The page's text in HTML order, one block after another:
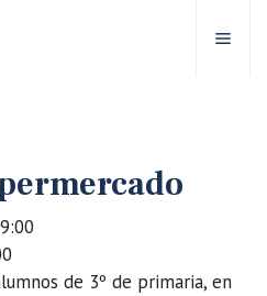
de 3º de primaria, en